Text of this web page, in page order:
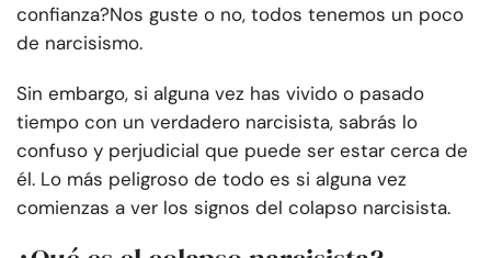
confianza?Nos guste o no, todos tenemos un poco
de narcisismo.
Sin embargo, si alguna vez has vivido o pasado
tiempo con un verdadero narcisista, sabrás lo
confuso y perjudicial que puede ser estar cerca de
él. Lo más peligroso de todo es si alguna vez
comienzas a ver los signos del colapso narcisista.